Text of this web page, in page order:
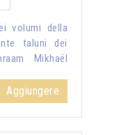
volumi della
taluni dei
Mikhaël
Aggiungere